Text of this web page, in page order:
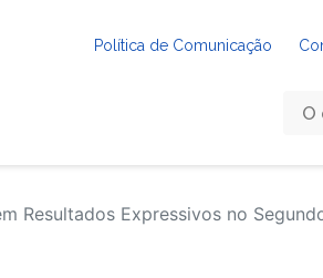
Política de Comunicação
Resultados Expressivos no